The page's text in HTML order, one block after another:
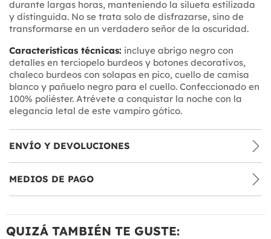
durante largas horas, manteniendo la silueta estilizada
y distinguida. No se trata solo de disfrazarse, sino de
transformarse en un verdadero señor de la oscuridad.
Características técnicas: incluye abrigo negro con
detalles en terciopelo burdeos y botones decorativos,
chaleco burdeos con solapas en pico, cuello de camisa
blanco y pañuelo negro para el cuello. Confeccionado en
100% poliéster. Atrévete a conquistar la noche con la
elegancia letal de este vampiro gótico.
ENVÍO Y DEVOLUCIONES
MEDIOS DE PAGO
QUIZÁ TAMBIÉN TE GUSTE: